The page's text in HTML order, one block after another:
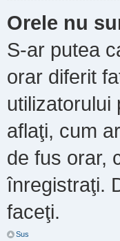
Orele nu
S-ar putea
orar diferit
aflaţi, cum
de fus orar,
înregistraţi.
faceţi.
Sus